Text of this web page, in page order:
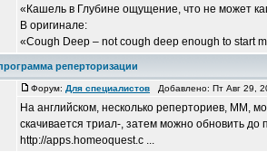
«Кашель в Глубине ощущение, что не может
В оригинале:
«Cough Deep – not cough deep enough to start
реперторизации
Форум: Для специалистов Добавлено: Пт Авг 29,
На английском, несколько реперториев, ММ,
скачивается триал-, затем можно обновить до
http://apps.homeoquest.c ...